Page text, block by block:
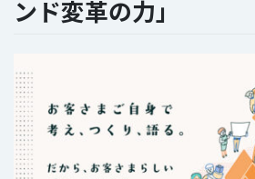
ンド変革の力」